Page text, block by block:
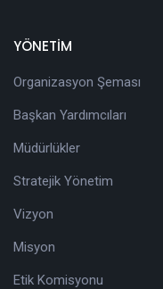
YÖNETİM
Organizasyon Şeması
Başkan Yardımcıları
Müdürlükler
Stratejik Yönetim
Vizyon
Misyon
Etik Komisyonu